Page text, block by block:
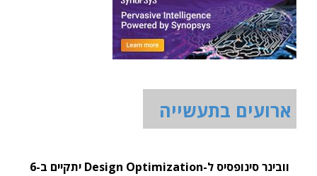
ארועים בתעשייה
וובינר סינופסיס ל-Design Optimization יתקיים ב-6